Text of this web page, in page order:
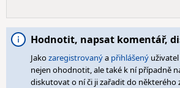
Hodnotit, napsat komentář,
Jakozaregistrovanýa přihlášený
nejen ohodnotit, ale také k ní případně
diskutovat o ní či ji zařadit do některého